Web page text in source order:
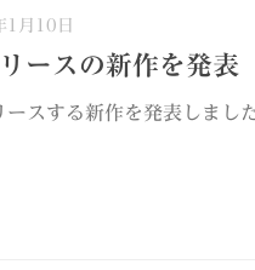
1月10日
ースの新作を発表
スする新作を発表しました